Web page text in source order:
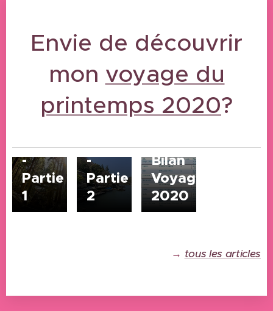
Envie de découvrir
mon voyage du
printemps 2020?
Voyage
-
Partie
1
Voyage
-
Partie
2
Bilan
Voyage
2020
→ tous les articles